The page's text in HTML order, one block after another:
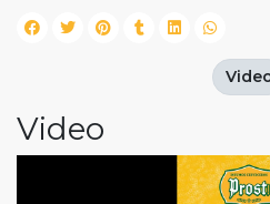
Video